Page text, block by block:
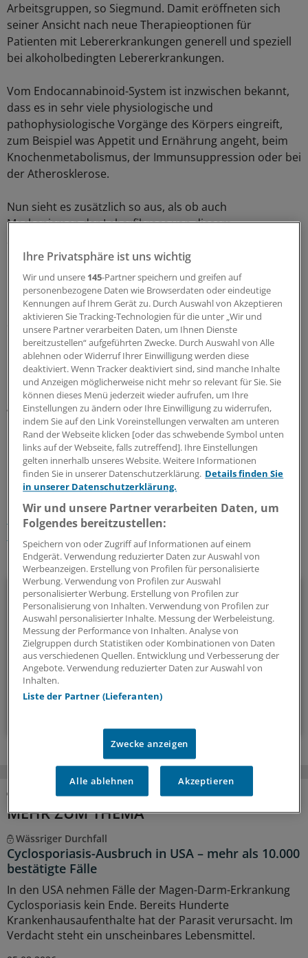
Arbeitsgruppen, so Siegmund. Damit eröffneten sich
seiner Ansicht nach neue Therapieoptionen für
Patienten mit Lebererkrankungen generell und speziell
bei alkoholbedingten Lebererkrankungen.
Vom Endocannabinoid-System ist inzwischen bekannt,
dass es in sehr viele physiologische und
pathophysiologische Vorgänge des Körpers eingreift,
zum Beispiel was Appetit und Ernährung angeht, beim
Knochenmetabolismus, der Immunsuppression oder bei
der Atherosklerose.
Nun sieht es zusätzlich so aus, als ob auch
Mechanismen der Leberfibrose von diesem
Mechanismen unabhängig von der Ursache der
Leberschädigung, erläuterte der Hepatologe vom
Universitätsklinikum Bonn.
Speziell Alkohol induziere eine starke inflammatorische
Reaktion, unter anderem hervorgerufen durch
Endotoxine und verstärkten oxidativen Stress,
hypoxische Erscheinungen und durch die Entstehung
profibrinogener Ethanolmetabolite. All diese Faktoren
gehen mit einem profibrinogenen Zytokin-Profil einher
und zerstören schließlich die Leberzellstrukturen.
Schlagworte:
Magen-Darmkrankheiten Allgemeinmedizin
Ihr Newsletter zum Thema
Gastroenterologie
Wissenswertes aus der Gastroenterologie finden Sie in
diesem Newsletter regelmäßig kompakt zusammengestellt.
alle 3 Wochen (Donnerstag)
MEHR ZUM THEMA
Wässriger Durchfall
Cyclosporiasis-Ausbruch in USA – mehr als 10.000
bestätigte Fälle
In den USA nehmen Fälle der Magen-Darm-Erkrankung
Cyclosporiasis kein Ende. Bereits Hunderte
Krankenhausaufenthalte hat der Parasit verursacht. Im
Verdacht steht ein unscheinbares Lebensmittel.
Ihre Privatsphäre ist uns wichtig
Wir und unsere 145-Partner speichern und greifen auf
personenbezogene Daten wie Browserdaten oder eindeutige
Kennungen auf Ihrem Gerät zu. Durch Auswahl von Akzeptieren
aktivieren Sie Tracking-Technologien für die unter „Wir und
unsere Partner verarbeiten Daten, um Ihnen Dienste
bereitzustellen“ aufgeführten Zwecke. Durch Auswahl von Alle
ablehnen oder Widerruf Ihrer Einwilligung werden diese
deaktiviert. Wenn Tracker deaktiviert sind, sind manche Inhalte
und Anzeigen möglicherweise nicht mehr so relevant für Sie. Sie
können dieses Menü jederzeit wieder aufrufen, um Ihre
Einstellungen zu ändern oder Ihre Einwilligung zu widerrufen,
indem Sie auf den Link Voreinstellungen verwalten am unteren
Rand der Webseite klicken [oder das schwebende Symbol unten
links auf der Webseite, falls zutreffend]. Ihre Einstellungen
gelten innerhalb unseres Website. Weitere Informationen
finden Sie in unserer Datenschutzerklärung. Details finden Sie
in unserer Datenschutzerklärung.
Wir und unsere Partner verarbeiten Daten, um
Folgendes bereitzustellen:
Speichern von oder Zugriff auf Informationen auf einem
Endgerät. Verwendung reduzierter Daten zur Auswahl von
Werbeanzeigen. Erstellung von Profilen für personalisierte
Werbung. Verwendung von Profilen zur Auswahl
personalisierter Werbung. Erstellung von Profilen zur
Personalisierung von Inhalten. Verwendung von Profilen zur
Auswahl personalisierter Inhalte. Messung der Werbeleistung.
Messung der Performance von Inhalten. Analyse von
Zielgruppen durch Statistiken oder Kombinationen von Daten
aus verschiedenen Quellen. Entwicklung und Verbesserung der
Angebote. Verwendung reduzierter Daten zur Auswahl von
Inhalten.
Liste der Partner (Lieferanten)
Zwecke anzeigen
Alle ablehnen Akzeptieren